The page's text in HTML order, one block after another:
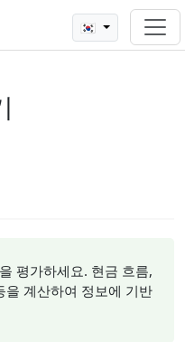
🇰🇷
평가하세요. 현금 흐름,
을 계산하여 정보에 기반